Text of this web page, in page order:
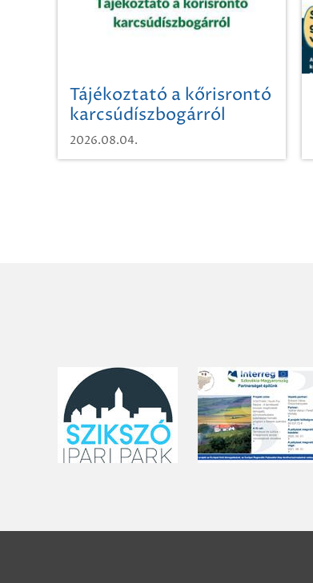
Tájékoztató a kőrisrontó
karcsúdíszbogárról
2026.08.04.